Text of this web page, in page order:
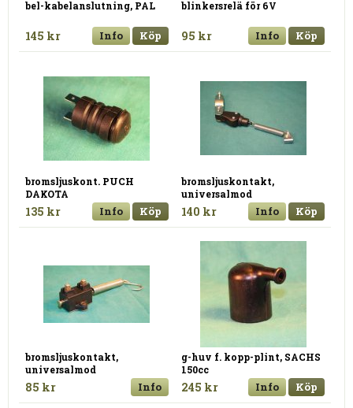
bel-kabelanslutning, PAL
145 kr Info Köp
blinkersrelä för 6V
95 kr Info Köp
bromsljuskont. PUCH
DAKOTA
135 kr Info Köp
bromsljuskontakt,
universalmod
140 kr Info Köp
bromsljuskontakt,
universalmod
85 kr Info
g-huv f. kopp-plint, SACHS
150cc
245 kr Info Köp